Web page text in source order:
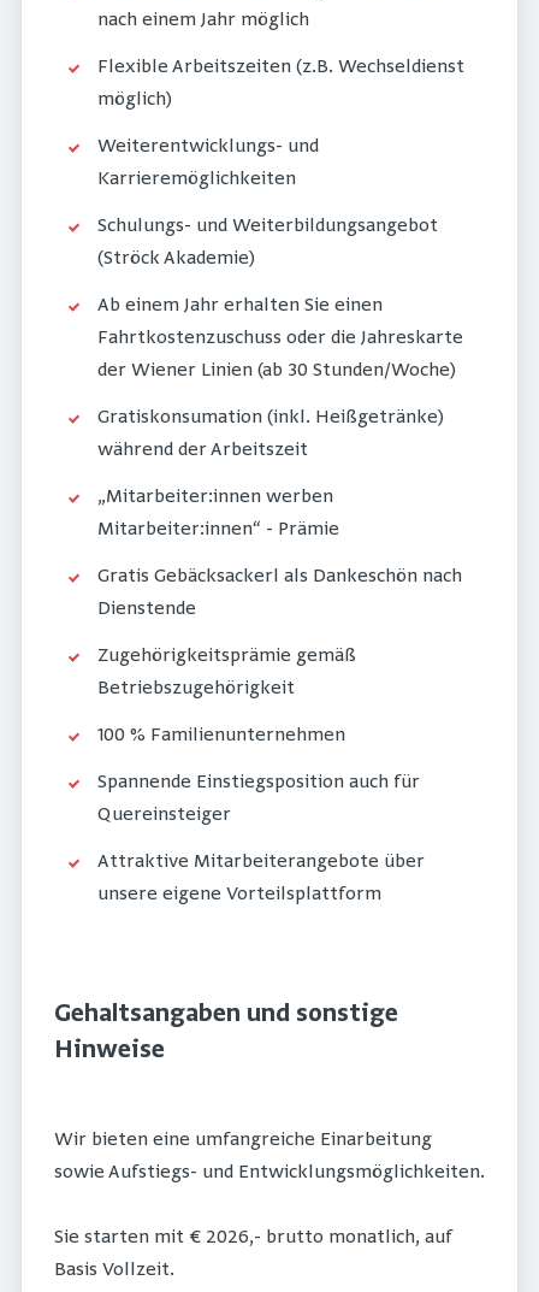
nach einem Jahr möglich
Flexible Arbeitszeiten (z.B. Wechseldienst
möglich)
Weiterentwicklungs- und
Karrieremöglichkeiten
Schulungs- und Weiterbildungsangebot
(Ströck Akademie)
Ab einem Jahr erhalten Sie einen
Fahrtkostenzuschuss oder die Jahreskarte
der Wiener Linien (ab 30 Stunden/Woche)
Gratiskonsumation (inkl. Heißgetränke)
während der Arbeitszeit
„Mitarbeiter:innen werben
Mitarbeiter:innen“ - Prämie
Gratis Gebäcksackerl als Dankeschön nach
Dienstende
Zugehörigkeitsprämie gemäß
Betriebszugehörigkeit
100 % Familienunternehmen
Spannende Einstiegsposition auch für
Quereinsteiger
Attraktive Mitarbeiterangebote über
unsere eigene Vorteilsplattform
Gehaltsangaben und sonstige
Hinweise
Wir bieten eine umfangreiche Einarbeitung
sowie Aufstiegs- und Entwicklungsmöglichkeiten.
Sie starten mit € 2026,- brutto monatlich, auf
Basis Vollzeit.